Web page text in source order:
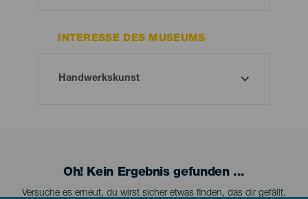
INTERESSE DES MUSEUMS
Oh! Kein Ergebnis gefunden ...
Versuche es erneut, du wirst sicher etwas finden, das dir gefällt.